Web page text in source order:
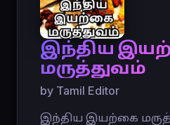
இந்திய
மருத்துவம்
by Tamil Editor
இந்திய இயற்கை